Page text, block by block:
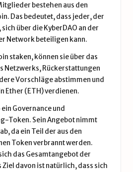
bestehen aus den
Das bedeutet, dass jeder, der
sich über die KyberDAO an der
Network beteiligen kann.
staken, können sie über das
Netzwerks, Rückerstattungen
Vorschläge abstimmen und
Ether (ETH) verdienen.
ein Governance und
Token. Sein Angebot nimmt
da ein Teil der aus den
Token verbrannt werden.
das Gesamtangebot der
davon ist natürlich, dass sich